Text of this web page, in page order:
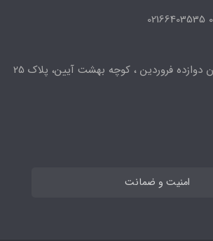
دوازده فروردین ، کوچه بهشت آیین، پلاک 25
امنیت و ضمانت